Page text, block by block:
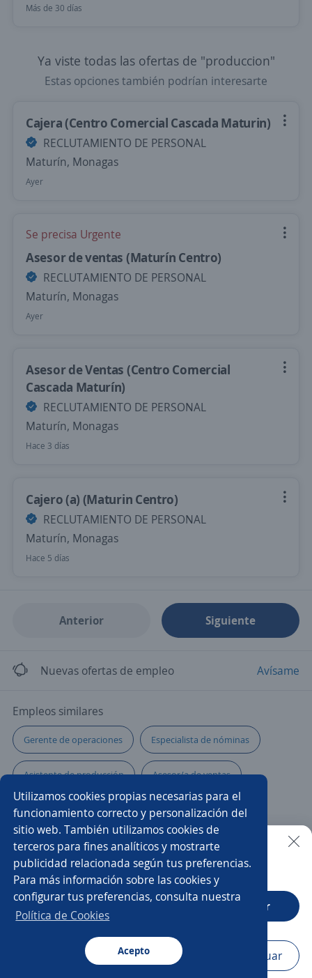
Utilizamos cookies propias necesarias para el
funcionamiento correcto y personalización del
sitio web. También utilizamos cookies de
terceros para fines analíticos y mostrarte
publicidad relacionada según tus preferencias.
Para más información sobre las cookies y
configurar tus preferencias, consulta nuestra
Política de Cookies
Acepto
Más de 30 días
Ya viste todas las ofertas de "produccion"
Estas opciones también podrían interesarte
Cajera (Centro Comercial Cascada Maturin)
RECLUTAMIENTO DE PERSONAL
Maturín, Monagas
Ayer
Se precisa Urgente
Asesor de ventas (Maturín Centro)
RECLUTAMIENTO DE PERSONAL
Maturín, Monagas
Ayer
Asesor de Ventas (Centro Comercial
Cascada Maturín)
RECLUTAMIENTO DE PERSONAL
Maturín, Monagas
Hace 3 días
Cajero (a) (Maturin Centro)
RECLUTAMIENTO DE PERSONAL
Maturín, Monagas
Hace 5 días
Anterior Siguiente
Nuevas ofertas de empleo Avísame
Empleos similares
Gerente de operaciones Especialista de nóminas
Asistente de producción Asesor/a de ventas
Asistente de recursos humanos Producción
Gerente de producción Costurero/a
Supervisor/a de operaciones Supervisor/a de producción
Auxiliar operativo
Analista de recursos humanos Especialista
Buscar es más fácil en la app
CT App Abrir
Navegador Continuar